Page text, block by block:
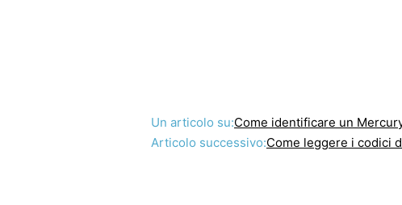
Un articolo su:Come identificare un
Articolo successivo:Come leggere i codici